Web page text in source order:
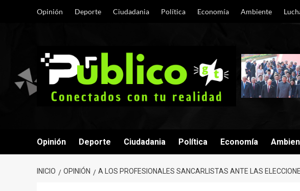
Opinión Deporte Ciudadania Política Economía Ambiente
Opinión Deporte Ciudadania Política Economía
INICIO OPINIÓN A LOS PROFESIONALES SANCARLISTAS ANTE LAS